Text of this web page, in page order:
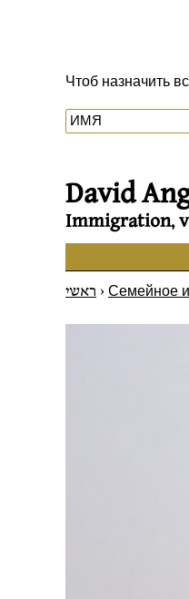
Чтоб назначить
David
Immigration,
ראשי > Семейное